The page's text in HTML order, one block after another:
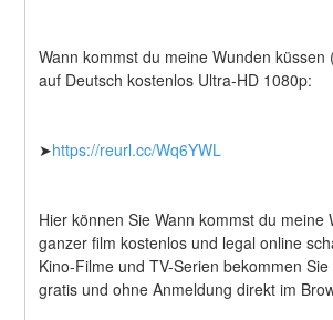
Wann kommst du meine Wunden küssen
auf Deutsch kostenlos Ultra-HD 1080p:
➤https://reurl.cc/Wq6YWL
Hier können Sie Wann kommst du meine
ganzer film kostenlos und legal online
Kino-Filme und TV-Serien bekommen
gratis und ohne Anmeldung direkt im